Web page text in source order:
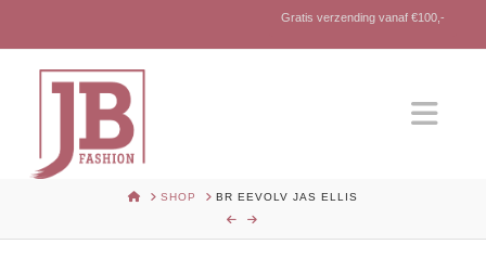
Gratis verzending vanaf €100,-
HOMESHOP BR EEVOLV JAS ELLIS